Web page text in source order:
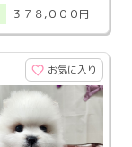
３７８,０００円
お気に入り